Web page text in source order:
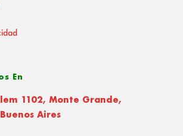
En
1102, Monte Grande,
Aires